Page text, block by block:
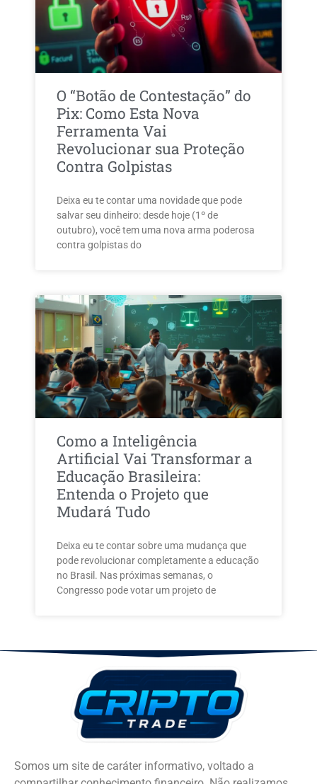
O “Botão de Contestação” do
Pix: Como Esta Nova
Ferramenta Vai
Revolucionar sua Proteção
Contra Golpistas
Deixa eu te contar uma novidade que pode
salvar seu dinheiro: desde hoje (1º de
outubro), você tem uma nova arma poderosa
contra golpistas do
Como a Inteligência
Artificial Vai Transformar a
Educação Brasileira:
Entenda o Projeto que
Mudará Tudo
Deixa eu te contar sobre uma mudança que
pode revolucionar completamente a educação
no Brasil. Nas próximas semanas, o
Congresso pode votar um projeto de
Somos um site de caráter informativo, voltado a